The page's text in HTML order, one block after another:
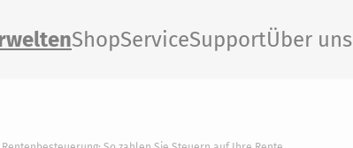
ShopServiceSupportÜber uns